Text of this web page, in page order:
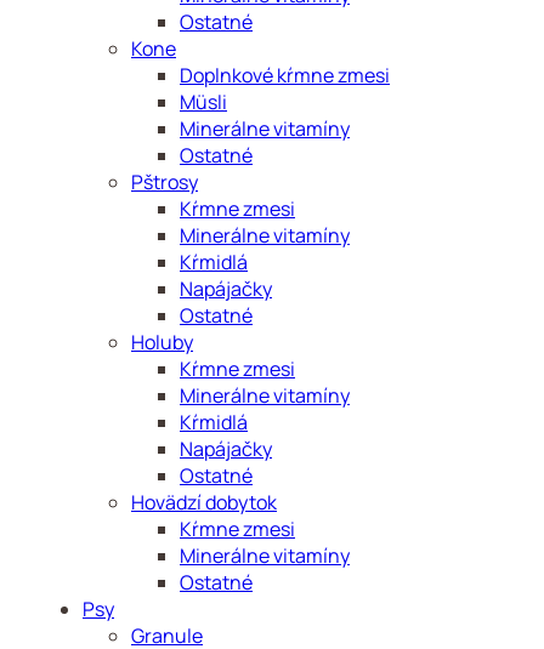
Ostatné
Kone
Doplnkové kŕmne zmesi
Müsli
Minerálne vitamíny
Ostatné
Pštrosy
Kŕmne zmesi
Minerálne vitamíny
Kŕmidlá
Napájačky
Ostatné
Holuby
Kŕmne zmesi
Minerálne vitamíny
Kŕmidlá
Napájačky
Ostatné
Hovädzí dobytok
Kŕmne zmesi
Minerálne vitamíny
Ostatné
Psy
Granule